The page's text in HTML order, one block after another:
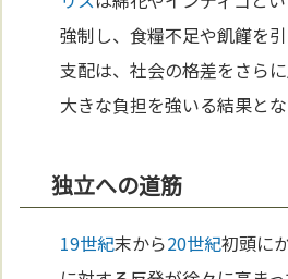
強制し、食糧不足や飢饉を
支配は、社会の格差をさら
大きな負担を強いる結果とな
独立への道筋
19世紀末から20世紀初頭に